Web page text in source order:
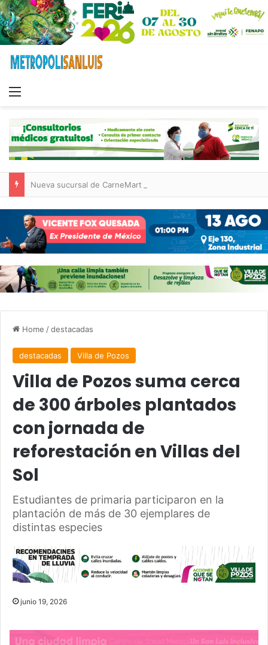
Home /destacadas
destacadas Villa de Pozos
Villa de Pozos suma cerca
de 300 árboles plantados
con jornada de
reforestación en Villas del
Sol
Estudiantes de primaria participaron en la
plantación de más de 30 ejemplares de
distintas especies
junio 19, 2026